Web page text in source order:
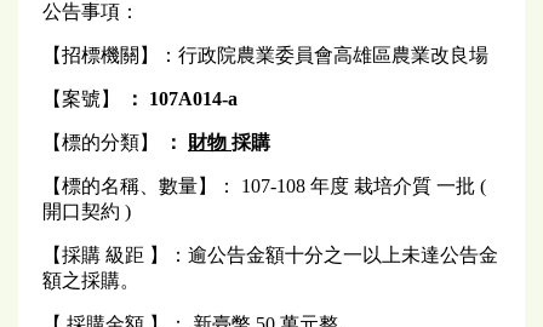
公告事項：
【招標機關】：行政院農業委員會高雄區農業改良場
【案號】 ： 107A014-a
【標的分類】 ： 財物 採購
【標的名稱、數量】： 107-108 年度 栽培介質 一批 (
開口契約 )
【採購 級距 】：逾公告金額十分之一以上未達公告金
額之採購。